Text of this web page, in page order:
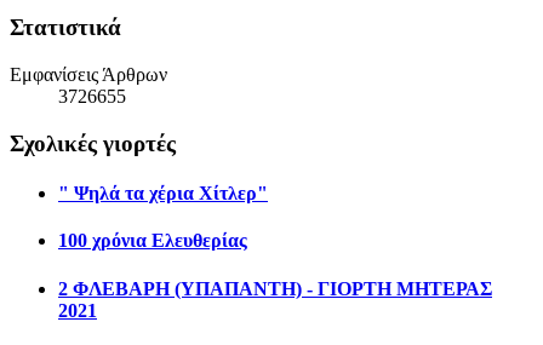
Στατιστικά
Εμφανίσεις Άρθρων
3726655
Σχολικές γιορτές
" Ψηλά τα χέρια Χίτλερ"
100 χρόνια Ελευθερίας
2 ΦΛΕΒΑΡΗ (ΥΠΑΠΑΝΤΗ) - ΓΙΟΡΤΗ ΜΗΤΕΡΑΣ
2021